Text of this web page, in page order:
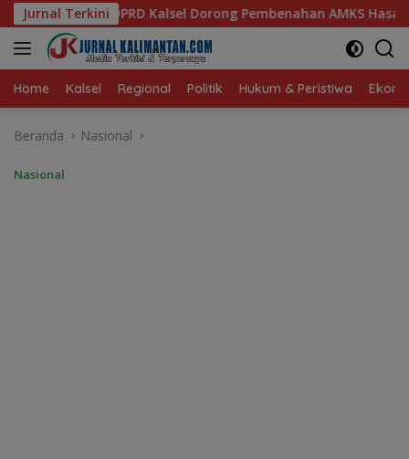
Langsung
ke
konten
Jurnal Terkini
Pembenahan AMKS Hasanuddin Ketua TP PKK
Home Kalsel Regional Politik Hukum & Peristiwa
Beranda Nasional
Nasional